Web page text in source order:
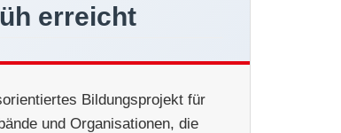
erreicht
Bildungsprojekt für
und Organisationen, die